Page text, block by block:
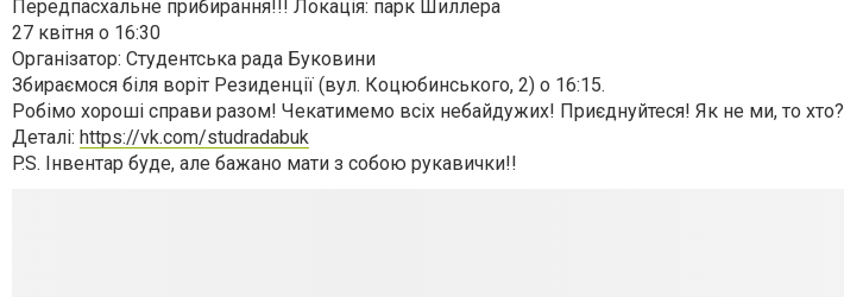
Передпасхальне прибирання!!! Локація: парк Шиллера
27 квітня о 16:30
Організатор: Студентська рада Буковини
Збираємося біля воріт Резиденції (вул. Коцюбинського, 2) о 16:15.
Робімо хороші справи разом! Чекатимемо всіх небайдужих! Приєднуйтеся! Як не ми, то хто?
Деталі: https://vk.com/studradabuk
P.S. Інвентар буде, але бажано мати з собою рукавички!!